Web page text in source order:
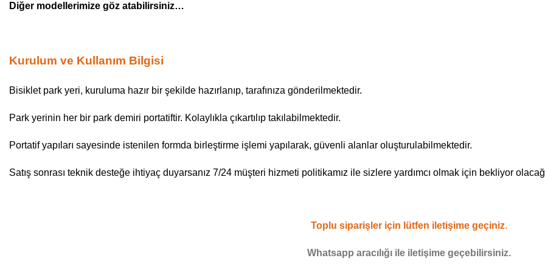
Diğer modellerimize göz atabilirsiniz…
Kurulum ve Kullanım Bilgisi
Bisiklet park yeri, kuruluma hazır bir şekilde hazırlanıp, tarafınıza gönderilmektedir.
Park yerinin her bir park demiri portatiftir. Kolaylıkla çıkartılıp takılabilmektedir.
Portatif yapıları sayesinde istenilen formda birleştirme işlemi yapılarak, güvenli alanlar oluşturulabilmektedir.
Satış sonrası teknik desteğe ihtiyaç duyarsanız 7/24 müşteri hizmeti politikamız ile sizlere yardımcı olmak için bekliyor
Toplu siparişler için lütfen iletişime geçiniz.
Whatsapp aracılığı ile iletişime geçebilirsiniz.